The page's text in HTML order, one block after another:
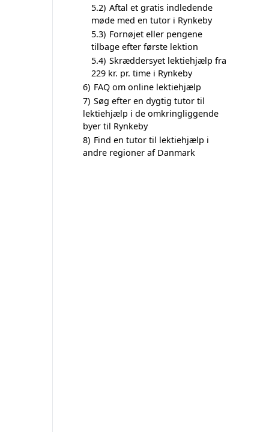
5.2) Aftal et gratis indledende
møde med en tutor i Rynkeby
5.3) Fornøjet eller pengene
tilbage efter første lektion
5.4) Skræddersyet lektiehjælp fra
229 kr. pr. time i Rynkeby
6) FAQ om online lektiehjælp
7) Søg efter en dygtig tutor til
lektiehjælp i de omkringliggende
byer til Rynkeby
8) Find en tutor til lektiehjælp i
andre regioner af Danmark